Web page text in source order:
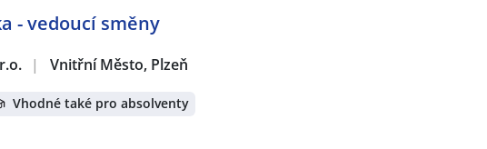
- vedoucí směny
| Vnitřní Město, Plzeň
Vhodné také pro absolventy